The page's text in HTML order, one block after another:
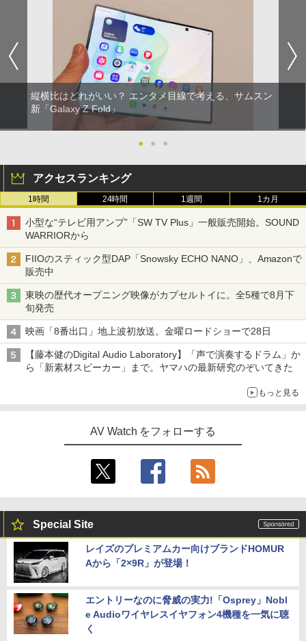
縦横比はどれがいい？ エンタメ目線で考える、サムスン
新「Galaxy Z Fold」
● ● ●
アクセスランキング
1時間 24時間 1週間 1カ月
小型な“テレビ用アンプ”「SW TV Plus」一般販売開始。SOUND
WARRIORから
FIIOのスティック型DAP「Snowsky ECHO NANO」、Amazonで
販売中
東映の歴代オープニング映像がカプセルトイに。全5種で8月下
旬発売
映画「8番出口」地上波初放送。金曜ロードショーで28日
【藤本健のDigital Audio Laboratory】「声で演奏するドラム」か
ら「新素材スピーカー」まで。ヤマハの最新研究のぞいてきた
もっと見る
AV Watch をフォローする
Special Site
レイズのプレミアムカー向けブランドHOMUR
Aから「2×9R」が登場！
エントリーなのに脅威の実力!「Osprey」Nobl
e Audioワイヤレスイヤフォン4機種を一気に聴
く